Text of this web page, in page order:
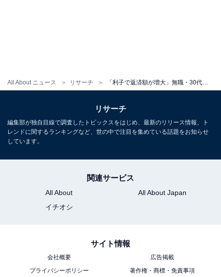
All About ニュース リサーチ
と、2つの制度を交互に利用して徐々に奨学金を返済し
「無利子で利用できる環境になってほしい」
回答者は、「国からの支援なども全く無く、自力で支払
い続けなければならないのは理解できません。学生の身
金制度への苦言を述べました。
リサーチ
編集部が独自目線で調査したトピックスをはじめ、最新のリリース情報、ト
レンドに関するランキングなど、世の中で注目を集めている話題をお知らせ
しています。
関連サービス
All About
All About Japan
イチオシ
サイト情報
会社概要
広告掲載
プライバシーポリシー
著作権・商標・免責事項